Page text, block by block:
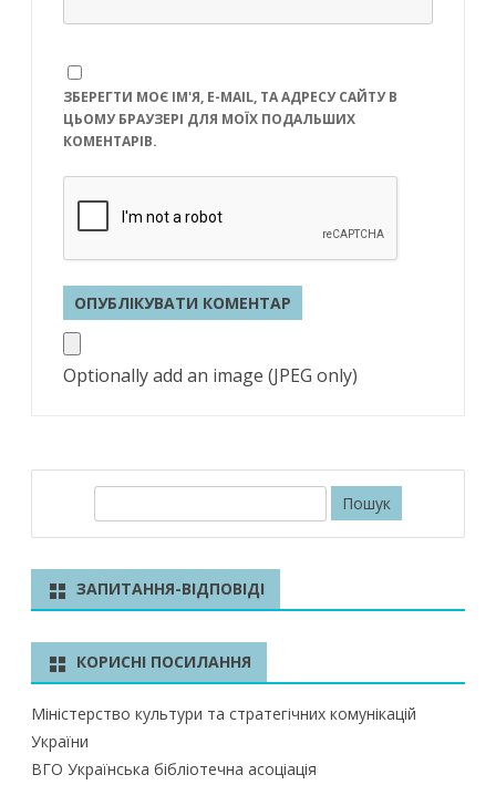
ЗБЕРЕГТИ МОЄ ІМ'Я, E-MAIL, ТА АДРЕСУ САЙТУ В
ЦЬОМУ БРАУЗЕРІ ДЛЯ МОЇХ ПОДАЛЬШИХ
КОМЕНТАРІВ.
Optionally add an image (JPEG only)
к
ЗАПИТАННЯ-ВІДПОВІДІ
КОРИСНІ ПОСИЛАННЯ
Міністерство культури та стратегічних комунікацій
України
ВГО Українська бібліотечна асоціація